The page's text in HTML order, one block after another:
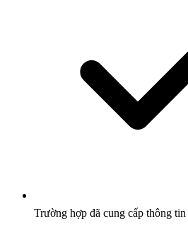
Trường hợp đã cung cấp thông